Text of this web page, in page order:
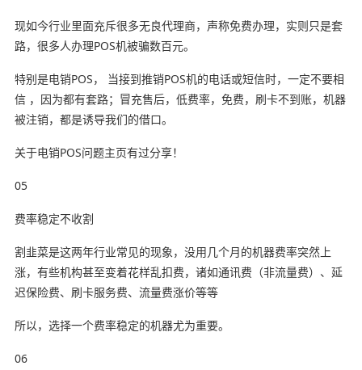
现如今行业里面充斥很多无良代理商，声称免费办理，实则只是套
路，很多人办理POS机被骗数百元。
特别是电销POS， 当接到推销POS机的电话或短信时，一定不要相
信 ，因为都有套路；冒充售后，低费率，免费，刷卡不到账，机器
被注销，都是诱导我们的借口。
关于电销POS问题主页有过分享！
05
费率稳定不收割
割韭菜是这两年行业常见的现象，没用几个月的机器费率突然上
涨，有些机构甚至变着花样乱扣费，诸如通讯费（非流量费）、延
迟保险费、刷卡服务费、流量费涨价等等
所以，选择一个费率稳定的机器尤为重要。
06